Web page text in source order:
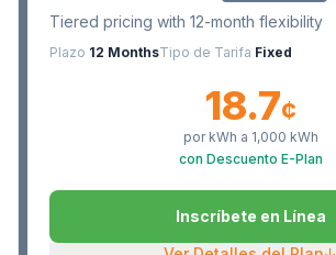
Tiered pricing with 12-month flexibility
Plazo 12 MonthsTipo de Tarifa Fixed
18.7¢
por kWh a 1,000 kWh
con Descuento E-Plan
Inscríbete en Línea